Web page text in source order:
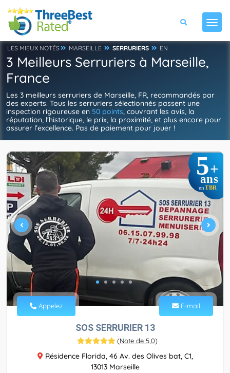
LES MIEUX NOTÉS MARSEILLE SERRURIERS EN
3 Meilleurs Serruriers à Marseille,
France
Les 3 meilleurs serruriers de Marseille, FR, recommandés par
des experts. Tous les serruriers sélectionnés passent une
inspection rigoureuse en 50 points, couvrant les avis, la
réputation, l'historique, le prix, la proximité, et plus encore pour
assurer l’excellence. Pas de paiement pour jouer !
5+
ans
en TBR
Appelez E-mail
SOS SERRURIER 13
(Note de 5,0)
Résidence Florida, 46 Av. des Olives bat, C1,
13013 Marseille